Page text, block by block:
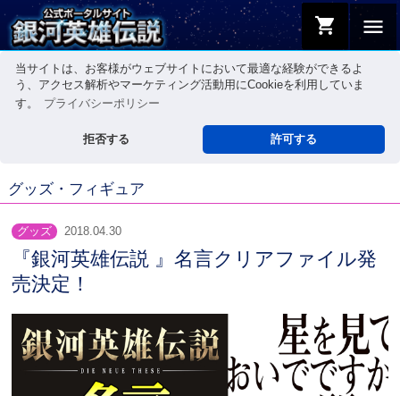
当サイトは、お客様がウェブサイトにおいて最適な経験ができるよ
う、アクセス解析やマーケティング活動用にCookieを利用していま
す。
プライバシーポリシー
拒否する 許可する
menu
shopping_cart
グッズ・フィギュア
グッズ 2018.04.30
『銀河英雄伝説 』名言クリアファイル発
売決定！